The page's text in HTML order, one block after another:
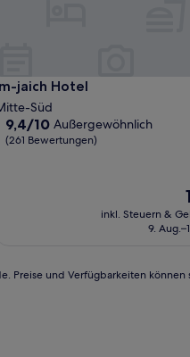
Collection
jaich Hotel
jaich Hotel
Süd
9.4
von
9,4/10 Außergewöhnlich
(261 Bewertungen)
inkl. Steuern &
9.
Preise und Verfügbarkeiten können